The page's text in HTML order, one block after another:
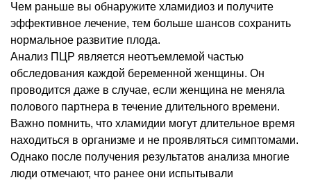
Чем раньше вы обнаружите хламидиоз и получите
эффективное лечение, тем больше шансов сохранить
нормальное развитие плода.
Анализ ПЦР является неотъемлемой частью
обследования каждой беременной женщины. Он
проводится даже в случае, если женщина не меняла
полового партнера в течение длительного времени.
Важно помнить, что хламидии могут длительное время
находиться в организме и не проявляться симптомами.
Однако после получения результатов анализа многие
люди отмечают, что ранее они испытывали